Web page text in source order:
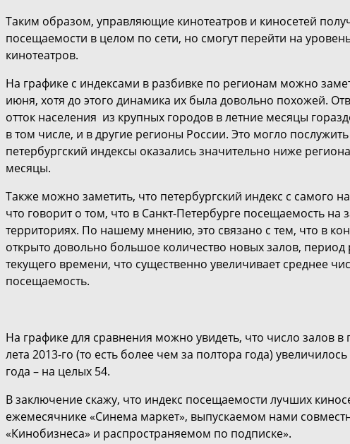
Таким образом, управляющие кинотеатров и киносетей
посещаемости в целом по сети, но смогут перейти на
кинотеатров.
На графике с индексами в разбивке по регионам можно
июня, хотя до этого динамика их была довольно похожей.
отток населения из крупных городов в летние месяцы
в том числе, и в другие регионы России. Это могло
петербургский индексы оказались значительно ниже
месяцы.
Также можно заметить, что петербургский индекс с самого
что говорит о том, что в Санкт-Петербурге посещаемость на
территориях. По нашему мнению, это связано с тем, что в
открыто довольно большое количество новых залов, период
текущего времени, что существенно увеличивает среднее
посещаемость.
На графике для сравнения можно увидеть, что число залов в
лета 2013-го (то есть более чем за полтора года)
года – на целых 54.
В заключение скажу, что индекс посещаемости лучших
ежемесячнике «Синема маркет», выпускаемом нами
«Кинобизнеса» и распространяемом по подписке».